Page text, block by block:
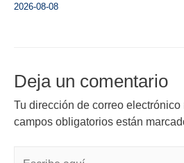
2026-08-08
Deja un comentario
Tu dirección de correo electrónico
campos obligatorios están